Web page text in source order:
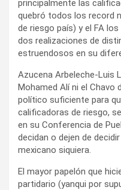
principalmente las
quebró todos los record
de riesgo país) y el FA
dos realizaciones de
estruendosos en su
Azucena Arbeleche-Luis
Mohamed Alí ni el Chavo
político suficiente para
calificadoras de riesgo,
en su Conferencia de
decidan o dejen de
mexicano siquiera.
El mayor papelón que
partidario (yanqui por